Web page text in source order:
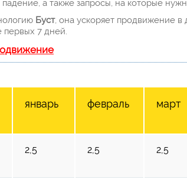
а также запросы, на которые
Буст, она ускоряет продвижение в
первых 7 дней.
январь февраль март
2,5 2,5 2,5